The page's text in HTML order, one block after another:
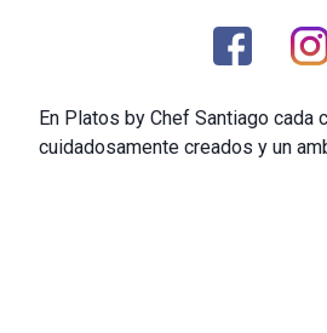
En Platos by Chef Santiago cada
cuidadosamente creados y un